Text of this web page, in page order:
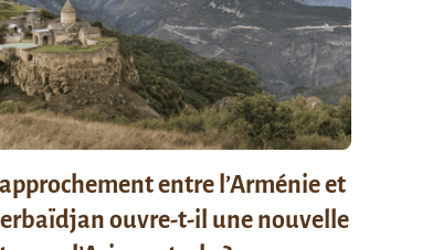
entre l’Arménie et
ouvre-t-il une nouvelle